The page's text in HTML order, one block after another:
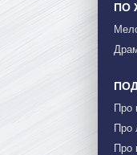
ПО
Про
Про
Про